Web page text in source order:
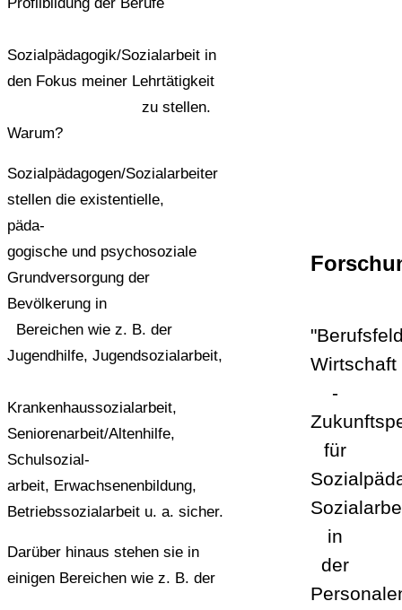
Sozialpädagogik/Sozialarbeit in
den Fokus meiner Lehrtätigkeit
zu stellen.
Warum?
Sozialpädagogen/Sozialarbeiter
stellen die existentielle,
päda-
gogische und psychosoziale
Grundversorgung der
Bevölkerung in
Bereichen wie z. B. der
Jugendhilfe, Jugendsozialarbeit,
Krankenhaussozialarbeit,
Seniorenarbeit/Altenhilfe,
Schulsozial-
arbeit, Erwachsenenbildung,
Betriebssozialarbeit u. a. sicher.
Darüber hinaus stehen sie in
einigen Bereichen wie z. B. der
Wirtschaft
-
für
in
der